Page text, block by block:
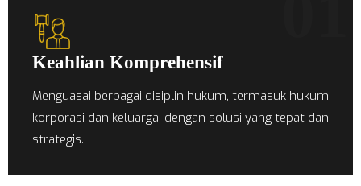
Keahlian Komprehensif
Menguasai berbagai disiplin hukum, termasuk hukum
korporasi dan keluarga, dengan solusi yang tepat dan
strategis.